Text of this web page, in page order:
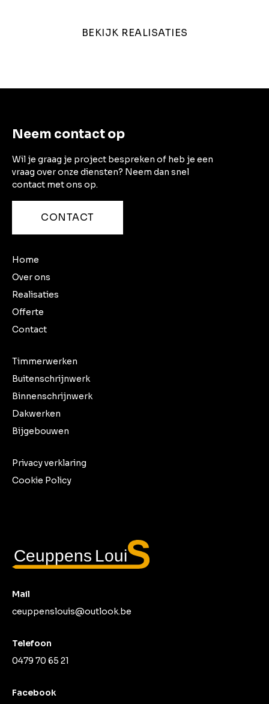
BEKIJK REALISATIES
Neem contact op
Wil je graag je project bespreken of heb je een
vraag over onze diensten? Neem dan snel
contact met ons op.
CONTACT
Home
Over ons
Realisaties
Offerte
Contact
Timmerwerken
Buitenschrijnwerk
Binnenschrijnwerk
Dakwerken
Bijgebouwen
Privacy verklaring
Cookie Policy
Mail
ceuppenslouis@outlook.be
Telefoon
0479 70 65 21
Facebook